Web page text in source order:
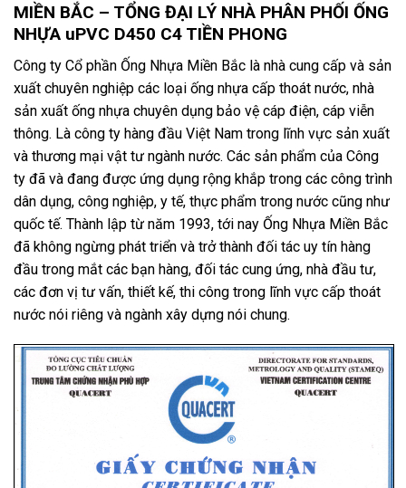
MIỀN BẮC – TỔNG ĐẠI LÝ NHÀ PHÂN PHỐI ỐNG
NHỰA uPVC D450 C4 TIỀN PHONG
Công ty Cổ phần Ống Nhựa Miền Bắc là nhà cung cấp và sản
xuất chuyên nghiệp các loại ống nhựa cấp thoát nước, nhà
sản xuất ống nhựa chuyên dụng bảo vệ cáp điện, cáp viễn
thông. Là công ty hàng đầu Việt Nam trong lĩnh vực sản xuất
và thương mại vật tư ngành nước. Các sản phẩm của Công
ty đã và đang được ứng dụng rộng khắp trong các công trình
dân dụng, công nghiệp, y tế, thực phẩm trong nước cũng như
quốc tế. Thành lập từ năm 1993, tới nay Ống Nhựa Miền Bắc
đã không ngừng phát triển và trở thành đối tác uy tín hàng
đầu trong mắt các bạn hàng, đối tác cung ứng, nhà đầu tư,
các đơn vị tư vấn, thiết kế, thi công trong lĩnh vực cấp thoát
nước nói riêng và ngành xây dựng nói chung.